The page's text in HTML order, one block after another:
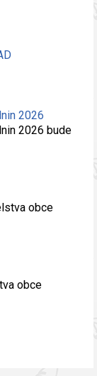
2026
2026 bude
obce
obce